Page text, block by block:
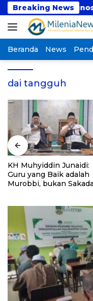
Langsung
ke
konten
Breaking News
Diagnostik
Beranda News
dai tangguh
KH Muhyiddin Junaidi:
Guru yang Baik adalah
Murobbi, bukan